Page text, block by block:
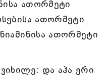
ათორმეტი
ათორმეტი
ათორმეტი
და აჰა ერი